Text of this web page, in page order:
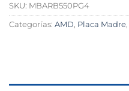
SKU: MBARB550PG4
Categorías: AMD, Placa Madre,